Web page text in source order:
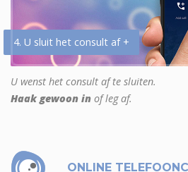
4. U sluit het consult af +
U wenst het consult af te sluiten.
Haak gewoon in of leg af.
ONLINE